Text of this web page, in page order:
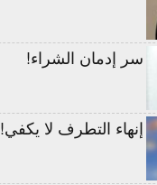
سر إدمان الشراء!
إنهاء التطرف لا يكفي!